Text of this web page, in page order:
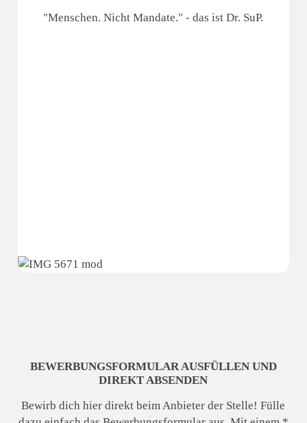
"Menschen. Nicht Mandate." - das ist Dr. SuP.
BEWERBUNGSFORMULAR AUSFÜLLEN UND
DIREKT ABSENDEN
Bewirb dich hier direkt beim Anbieter der Stelle! Fülle